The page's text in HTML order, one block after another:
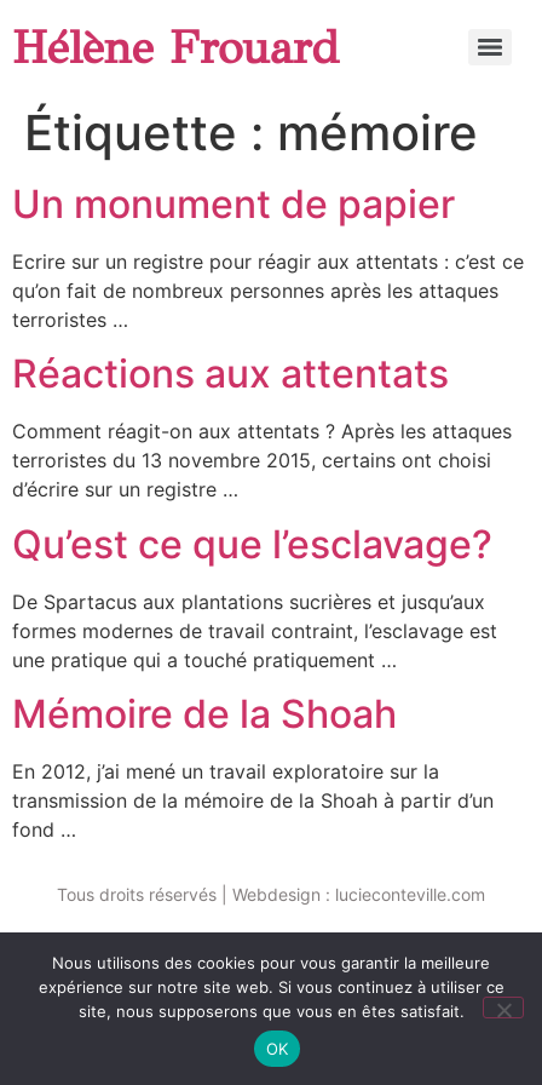
Hélène Frouard
Étiquette : mémoire
Un monument de papier
Ecrire sur un registre pour réagir aux attentats : c’est ce
qu’on fait de nombreux personnes après les attaques
terroristes …
Réactions aux attentats
Comment réagit-on aux attentats ? Après les attaques
terroristes du 13 novembre 2015, certains ont choisi
d’écrire sur un registre …
Qu’est ce que l’esclavage?
De Spartacus aux plantations sucrières et jusqu’aux
formes modernes de travail contraint, l’esclavage est
une pratique qui a touché pratiquement …
Mémoire de la Shoah
En 2012, j’ai mené un travail exploratoire sur la
transmission de la mémoire de la Shoah à partir d’un
fond …
Tous droits réservés | Webdesign : lucieconteville.com
Nous utilisons des cookies pour vous garantir la meilleure
expérience sur notre site web. Si vous continuez à utiliser ce
site, nous supposerons que vous en êtes satisfait.
OK